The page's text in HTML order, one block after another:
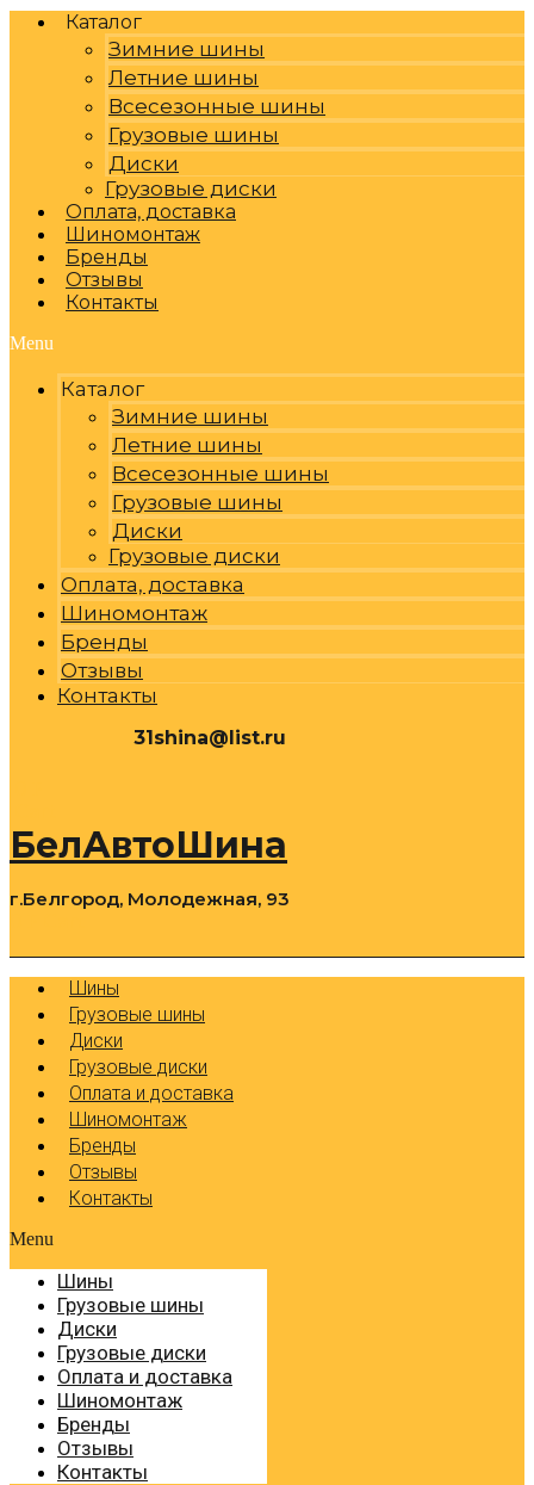
Каталог
Зимние шины
Летние шины
Всесезонные шины
Грузовые шины
Диски
Грузовые диски
Оплата, доставка
Шиномонтаж
Бренды
Отзывы
Контакты
Menu
Каталог
Зимние шины
Летние шины
Всесезонные шины
Грузовые шины
Диски
Грузовые диски
Оплата, доставка
Шиномонтаж
Бренды
Отзывы
Контакты
31shina@list.ru
БелАвтоШина
г.Белгород, Молодежная, 93
Шины
Грузовые шины
Диски
Грузовые диски
Оплата и доставка
Шиномонтаж
Бренды
Отзывы
Контакты
Menu
Шины
Грузовые шины
Диски
Грузовые диски
Оплата и доставка
Шиномонтаж
Бренды
Отзывы
Контакты